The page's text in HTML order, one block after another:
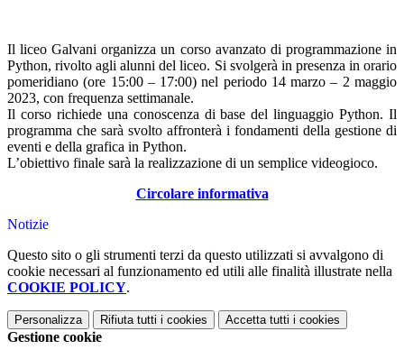
Il liceo Galvani organizza un corso avanzato di programmazione in
Python, rivolto agli alunni del liceo. Si svolgerà in presenza in orario
pomeridiano (ore 15:00 – 17:00) nel periodo 14 marzo – 2 maggio
2023, con frequenza settimanale.
Il corso richiede una conoscenza di base del linguaggio Python. Il
programma che sarà svolto affronterà i fondamenti della gestione di
eventi e della grafica in Python.
L’obiettivo finale sarà la realizzazione di un semplice videogioco.
Circolare informativa
Notizie
Questo sito o gli strumenti terzi da questo utilizzati si avvalgono di
cookie necessari al funzionamento ed utili alle finalità illustrate nella
COOKIE POLICY.
Personalizza Rifiuta tutti i cookies Accetta tutti i cookies
Gestione cookie